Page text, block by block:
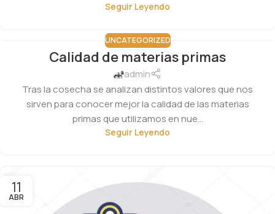
Seguir Leyendo
UNCATEGORIZED
Calidad de materias primas
admin
Tras la cosecha se analizan distintos valores que nos
sirven para conocer mejor la calidad de las materias
primas que utilizamos en nue...
Seguir Leyendo
11
ABR